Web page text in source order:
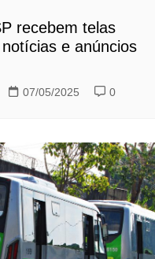
recebem telas
e anúncios
07/05/2025 0